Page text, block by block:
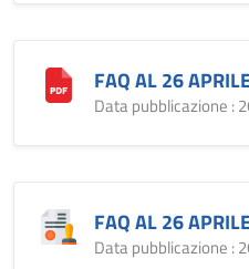
FAQ AL 26
Data pubblicazione :
FAQ AL 26
Data pubblicazione :